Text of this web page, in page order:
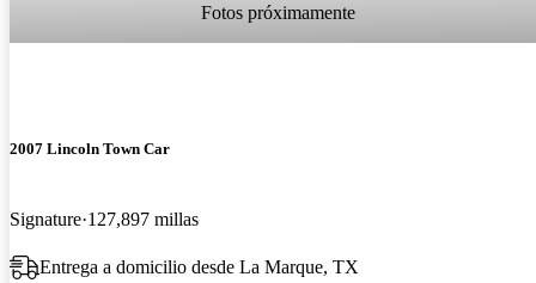
Fotos próximamente
2007 Lincoln Town Car
Signature 127,897 millas
Entrega a domicilio desde La Marque, TX